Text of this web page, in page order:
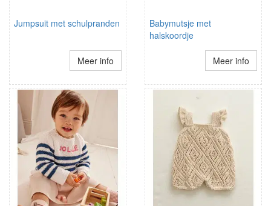
Jumpsuit met schulpranden
Meer info
Babymutsje met
halskoordje
Meer info